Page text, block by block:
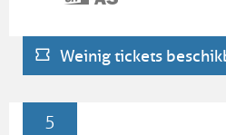
UiTPAS
activiteit.
Weinig tickets
5